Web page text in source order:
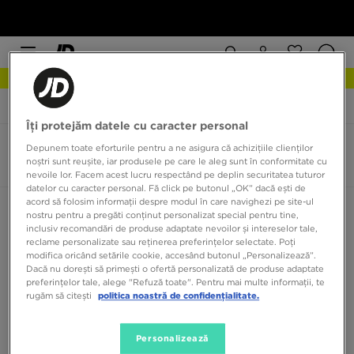
JD Sports adidas ZX Flux
adidas ZX Flux
0 produse
Sortează: Recomandate Filtrează
Niciun produs de afișat
Îți protejăm datele cu caracter personal
Depunem toate eforturile pentru a ne asigura că achizițiile clienților
noștri sunt reușite, iar produsele pe care le aleg sunt în conformitate cu
nevoile lor. Facem acest lucru respectând pe deplin securitatea tuturor
datelor cu caracter personal. Fă click pe butonul „OK” dacă ești de
acord să folosim informații despre modul în care navighezi pe site-ul
nostru pentru a pregăti conținut personalizat special pentru tine,
inclusiv recomandări de produse adaptate nevoilor și intereselor tale,
reclame personalizate sau reținerea preferințelor selectate. Poți
modifica oricând setările cookie, accesând butonul „Personalizează”.
Dacă nu dorești să primești o ofertă personalizată de produse adaptate
preferințelor tale, alege "Refuză toate". Pentru mai multe informații, te
rugăm să citești
politica noastră de confidențialitate.
Personalizează